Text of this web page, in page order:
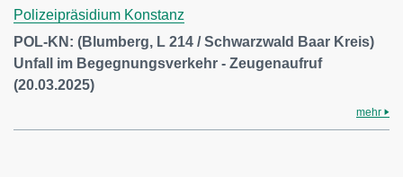
Polizeipräsidium Konstanz
POL-KN: (Blumberg, L 214 / Schwarzwald Baar Kreis)
Unfall im Begegnungsverkehr - Zeugenaufruf
(20.03.2025)
mehr